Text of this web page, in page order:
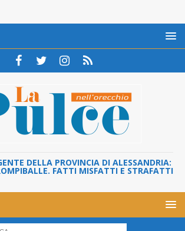
DELLA PROVINCIA DI ALESSANDRIA:
FATTI MISFATTI E STRAFATTI